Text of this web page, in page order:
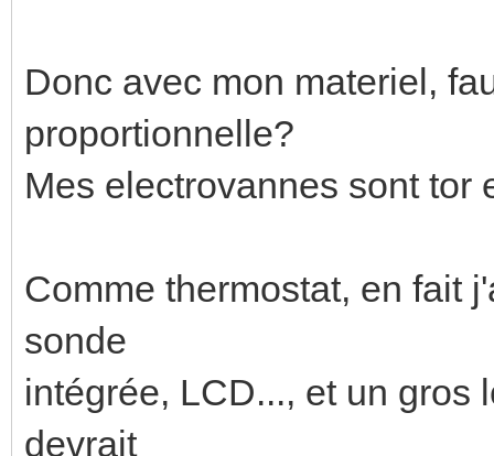
Donc avec mon materiel,
proportionnelle?
Mes electrovannes sont tor
Comme thermostat, en fait
sonde
intégrée, LCD..., et un gros
devrait